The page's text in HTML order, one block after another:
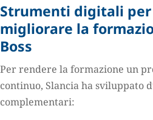
Strumenti digitali
migliorare la
Boss
Per rendere la formazione un
continuo, Slancia ha sviluppato
complementari: